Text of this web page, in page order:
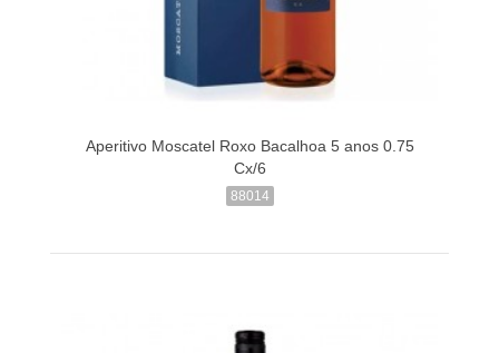
Aperitivo Moscatel Roxo Bacalhoa 5 anos 0.75
Cx/6
88014